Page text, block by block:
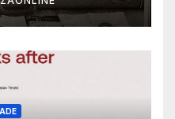
Sremca,